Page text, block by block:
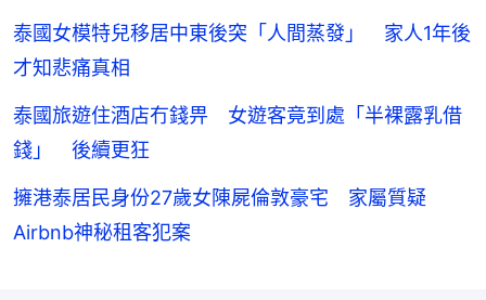
泰國女模特兒移居中東後突「人間蒸發」 家人1年後
才知悲痛真相
泰國旅遊住酒店冇錢畀 女遊客竟到處「半裸露乳借
錢」 後續更狂
擁港泰居民身份27歲女陳屍倫敦豪宅 家屬質疑
Airbnb神秘租客犯案